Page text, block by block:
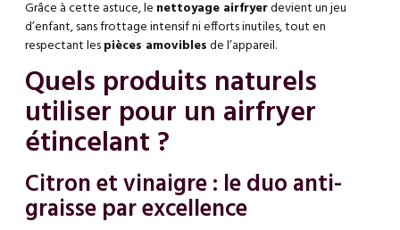
Grâce à cette astuce, le nettoyage airfryerdevient un jeu
d’enfant, sans frottage intensif ni efforts inutiles, tout en
respectant lespièces amoviblesde l’appareil.
Quels produits naturels
utiliser pour un airfryer
étincelant ?
Citron et vinaigre : le duo anti-
graisse par excellence